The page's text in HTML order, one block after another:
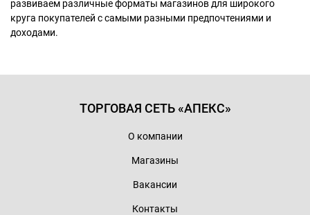
развиваем различные форматы магазинов для широкого
круга покупателей с самыми разными предпочтениями и
доходами.
ТОРГОВАЯ СЕТЬ «АПЕКС»
О компании
Магазины
Вакансии
Контакты